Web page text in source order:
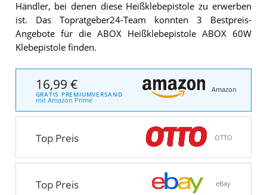
Händler, bei denen diese Heißklebepistole zu erwerben
ist. Das Topratgeber24-Team konnten 3 Bestpreis-
Angebote für die ABOX Heißklebepistole ABOX 60W
Klebepistole finden.
16,99 €
GRATIS PREMIUMVERSAND
mit Amazon Prime
Amazon
Top Preis OTTO
Top Preis eBay